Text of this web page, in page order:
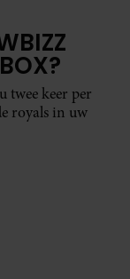
twee keer per
royals in uw